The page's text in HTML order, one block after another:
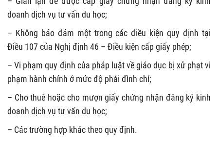
doanh dịch vụ tư vấn du học;
– Không bảo đảm một trong các điều kiện quy định tại
Điều 107 của Nghị định 46 – Điều kiện cấp giấy phép;
– Vi phạm quy định của pháp luật về giáo dục bị xử phạt vi
phạm hành chính ở mức độ phải đình chỉ;
– Cho thuê hoặc cho mượn giấy chứng nhận đăng ký kinh
doanh dịch vụ tư vấn du học;
– Các trường hợp khác theo quy định.